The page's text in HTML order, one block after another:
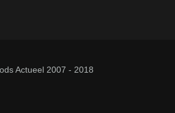
Actueel 2007 - 2018